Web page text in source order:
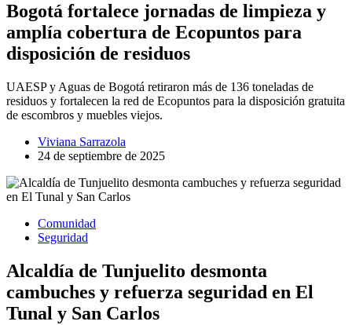
Bogotá fortalece jornadas de limpieza y
amplía cobertura de Ecopuntos para
disposición de residuos
UAESP y Aguas de Bogotá retiraron más de 136 toneladas de
residuos y fortalecen la red de Ecopuntos para la disposición gratuita
de escombros y muebles viejos.
Viviana Sarrazola
24 de septiembre de 2025
Comunidad
Seguridad
Alcaldía de Tunjuelito desmonta
cambuches y refuerza seguridad en El
Tunal y San Carlos